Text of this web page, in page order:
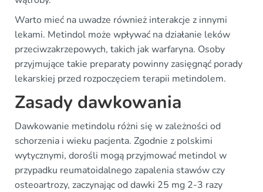
Warto mieć na uwadze również interakcje z innymi
lekami. Metindol może wpływać na działanie leków
przeciwzakrzepowych, takich jak warfaryna. Osoby
przyjmujące takie preparaty powinny zasięgnąć porady
lekarskiej przed rozpoczęciem terapii metindolem.
Zasady dawkowania
Dawkowanie metindolu różni się w zależności od
schorzenia i wieku pacjenta. Zgodnie z polskimi
wytycznymi, dorośli mogą przyjmować metindol w
przypadku reumatoidalnego zapalenia stawów czy
osteoartrozy, zaczynając od dawki 25 mg 2-3 razy